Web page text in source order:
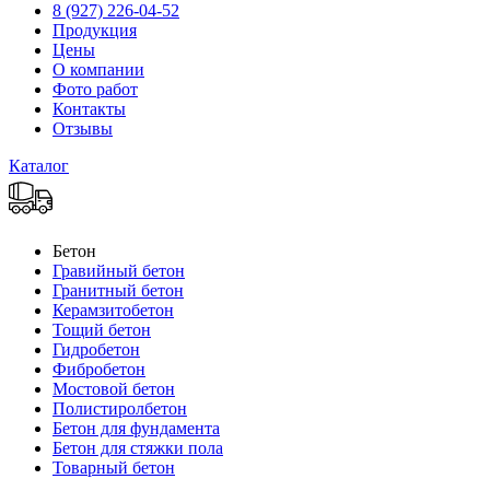
8 (927) 226-04-52
Продукция
Цены
О компании
Фото работ
Контакты
Отзывы
Каталог
Бетон
Гравийный бетон
Гранитный бетон
Керамзитобетон
Тощий бетон
Гидробетон
Фибробетон
Мостовой бетон
Полистиролбетон
Бетон для фундамента
Бетон для стяжки пола
Товарный бетон